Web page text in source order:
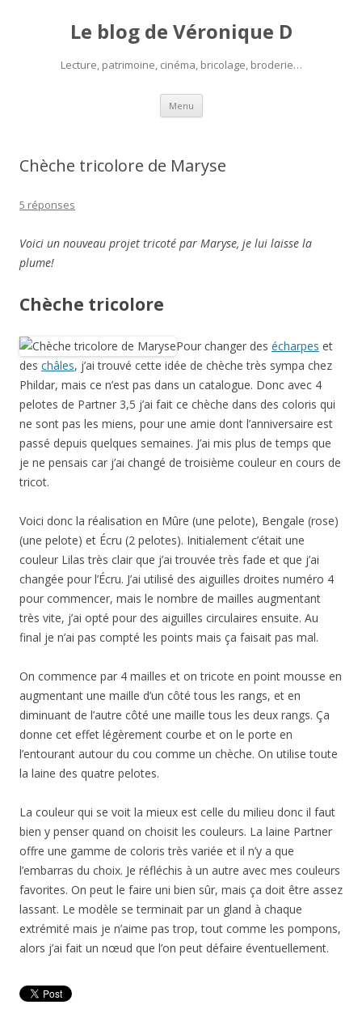
Le blog de Véronique D
Lecture, patrimoine, cinéma, bricolage, broderie…
Menu Aller
contenu
Chèche tricolore de Maryse
5 réponses
Voici un nouveau projet tricoté par Maryse, je lui laisse la
plume!
Chèche tricolore
Pour changer des écharpes et
des châles, j’ai trouvé cette idée de chèche très sympa chez
Phildar, mais ce n’est pas dans un catalogue. Donc avec 4
pelotes de Partner 3,5 j’ai fait ce chèche dans des coloris qui
ne sont pas les miens, pour une amie dont l’anniversaire est
passé depuis quelques semaines. J’ai mis plus de temps que
je ne pensais car j’ai changé de troisième couleur en cours de
tricot.
Voici donc la réalisation en Mûre (une pelote), Bengale (rose)
(une pelote) et Écru (2 pelotes). Initialement c’était une
couleur Lilas très clair que j’ai trouvée très fade et que j’ai
changée pour l’Écru. J’ai utilisé des aiguilles droites numéro 4
pour commencer, mais le nombre de mailles augmentant
très vite, j’ai opté pour des aiguilles circulaires ensuite. Au
final je n’ai pas compté les points mais ça faisait pas mal.
On commence par 4 mailles et on tricote en point mousse en
augmentant une maille d’un côté tous les rangs, et en
diminuant de l’autre côté une maille tous les deux rangs. Ça
donne cet effet légèrement courbe et on le porte en
l’entourant autour du cou comme un chèche. On utilise toute
la laine des quatre pelotes.
La couleur qui se voit la mieux est celle du milieu donc il faut
bien y penser quand on choisit les couleurs. La laine Partner
offre une gamme de coloris très variée et il n’y a que
l’embarras du choix. Je réfléchis à un autre avec mes couleurs
favorites. On peut le faire uni bien sûr, mais ça doit être assez
lassant. Le modèle se terminait par un gland à chaque
extrémité mais je n’aime pas trop, tout comme les pompons,
alors j’ai fait un nœud que l’on peut défaire éventuellement.